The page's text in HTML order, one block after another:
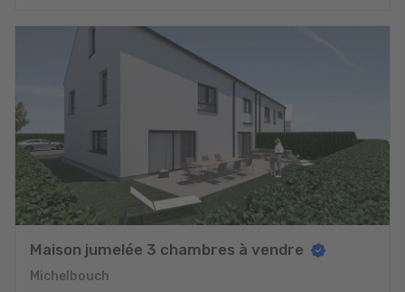
Maison jumelée 3 chambres à vendre
Michelbouch